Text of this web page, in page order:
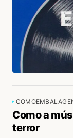
COMO
Como a
terror